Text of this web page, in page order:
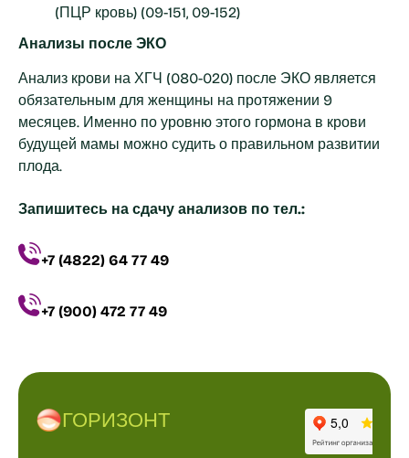
(ПЦР кровь) (09-151, 09-152)
Анализы после ЭКО
Анализ крови на ХГЧ (080-020) после ЭКО является
обязательным для женщины на протяжении 9
месяцев. Именно по уровню этого гормона в крови
будущей мамы можно судить о правильном развитии
плода.
Запишитесь на сдачу анализов по тел.:
+7 (4822) 64 77 49
+7 (900) 472 77 49
ГОРИЗОНТ